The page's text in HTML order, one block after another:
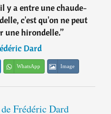
y a entre une chaude-
c'est qu'on ne peut
une hirondelle.”
Dard
WhatsApp Image
Frédéric Dard